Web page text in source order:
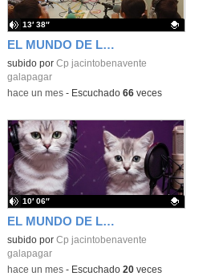
EL MUNDO DE LAS MARIQUITAS, por Infantil 3 años
Contenido educativo.
subido por Cp jacintobenavente
galapagar
13′ 38″
-hace un mes- Escuchado 66veces
EL MUNDO DE LOS GATOS 2ª PARTE
Contenido educativo.
subido por Cp jacintobenavente
galapagar
10′ 06″
-hace un mes- Escuchado 20veces